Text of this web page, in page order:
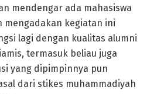
mendengar ada mahasiswa
kegiatan ini
lagi dengan kualitas alumni
termasuk beliau juga
yang dipimpinnya pun
dari stikes muhammadiyah